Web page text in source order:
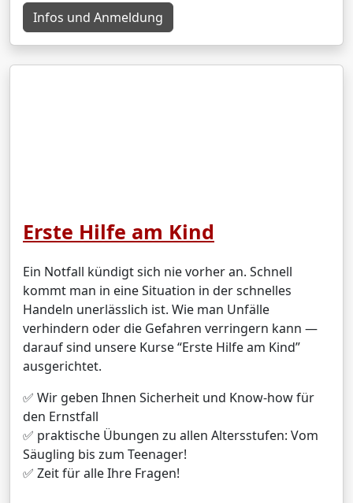
Infos und Anmeldung
Erste Hilfe am Kind
Ein Notfall kündigt sich nie vorher an. Schnell
kommt man in eine Situation in der schnelles
Handeln unerlässlich ist. Wie man Unfälle
verhindern oder die Gefahren verringern kann —
darauf sind unsere Kurse “Erste Hilfe am Kind”
ausgerichtet.
✅ Wir geben Ihnen Sicherheit und Know-how für
den Ernstfall
✅ praktische Übungen zu allen Altersstufen: Vom
Säugling bis zum Teenager!
✅ Zeit für alle Ihre Fragen!